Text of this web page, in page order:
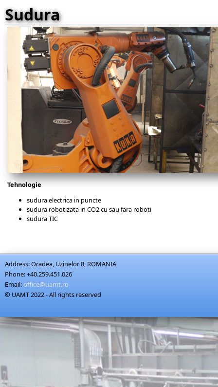
Sudura
Tehnologie
sudura electrica in puncte
sudura robotizata in CO2 cu sau fara roboti
sudura TIC
Address:Oradea, Uzinelor 8, ROMANIA
Phone:+40.259.451.026
Email:office@uamt.ro
© UAMT 2022 - All rights reserved